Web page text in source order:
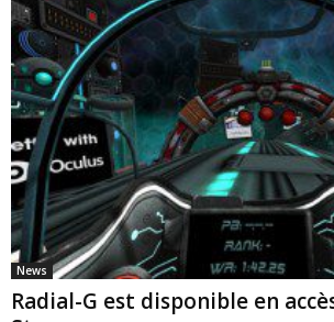
News
Radial-G est disponible en